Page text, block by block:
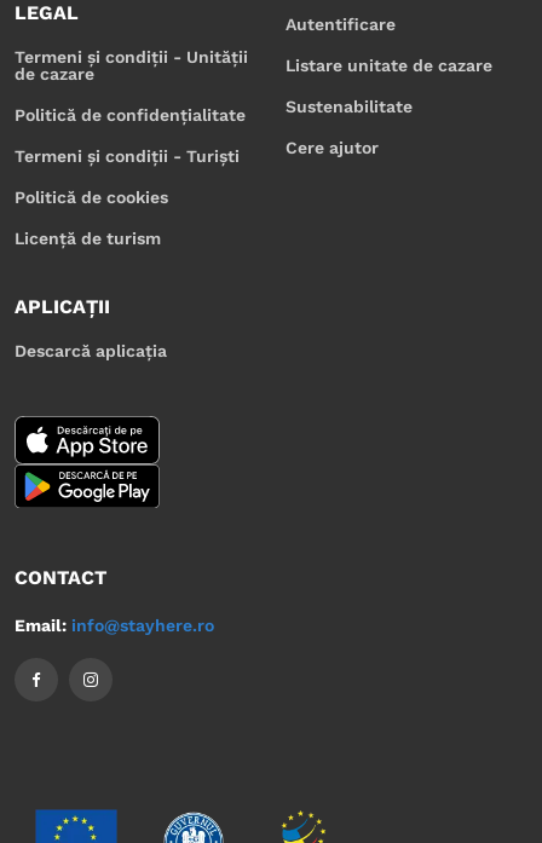
LEGAL
Termeni și condiții - Unității
de cazare
Politică de confidențialitate
Termeni și condiții - Turiști
Politică de cookies
Licență de turism
Autentificare
Listare unitate de cazare
Sustenabilitate
Cere ajutor
APLICAȚII
Descarcă aplicația
CONTACT
Email: info@stayhere.ro